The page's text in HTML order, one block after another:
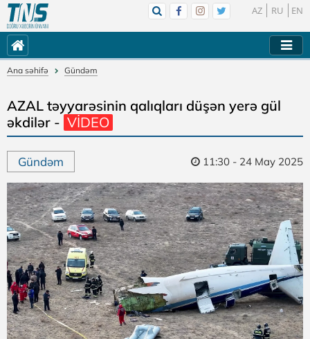
AZ RU EN
Ana səhifə Gündəm
AZAL təyyarəsinin qalıqları düşən yerə gül
əkdilər - VİDEO
Gündəm 11:30 - 24 May 2025